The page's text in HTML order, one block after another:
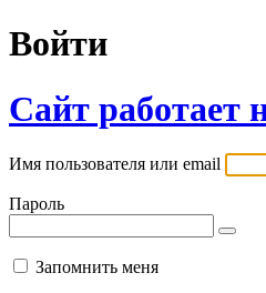
Войти
Сайт работает
Имя пользователя или email
Пароль
Запомнить меня